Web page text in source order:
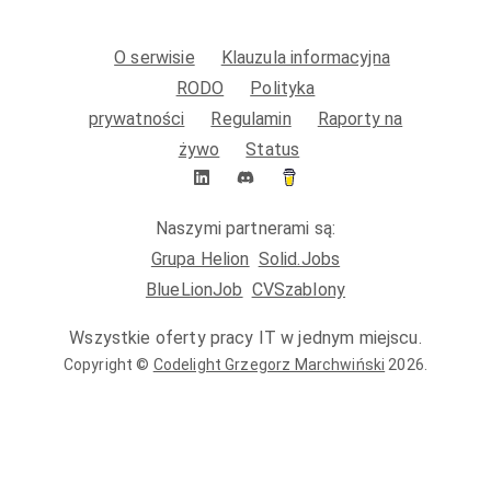
O serwisie
Klauzula informacyjna
RODO
Polityka
prywatności
Regulamin
Raporty na
żywo
Status
Naszymi partnerami są:
Grupa Helion Solid.Jobs
BlueLionJob CVSzablony
Wszystkie oferty pracy IT w jednym miejscu.
Copyright © Codelight Grzegorz Marchwiński 2026